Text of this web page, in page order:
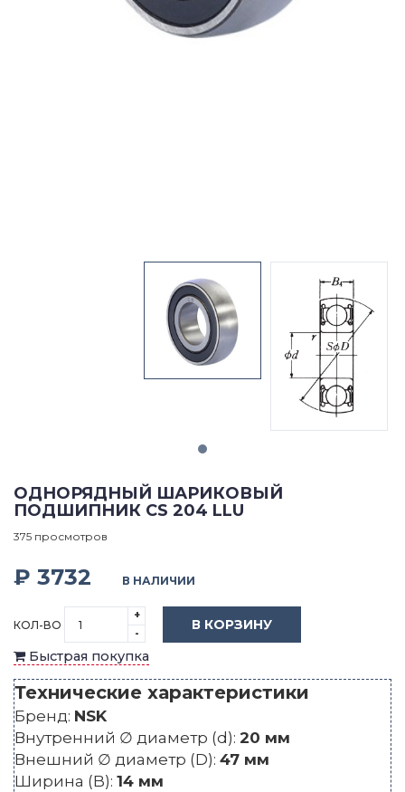
ОДНОРЯДНЫЙ ШАРИКОВЫЙ
ПОДШИПНИК CS 204 LLU
375 просмотров
₽ 3732 В НАЛИЧИИ
КОЛ-ВО
+
-
В КОРЗИНУ
Быстрая покупка
Технические характеристики
Бренд: NSK
Внутренний ∅ диаметр (d): 20 мм
Внешний ∅ диаметр (D): 47 мм
Ширина (B): 14 мм